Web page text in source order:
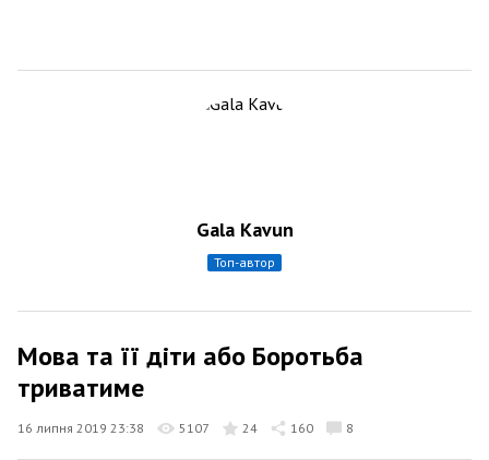
Gala Kavun
топ-автор
Мова та її діти або Боротьба
триватиме
16 липня 2019 23:38 5107 24 160 8